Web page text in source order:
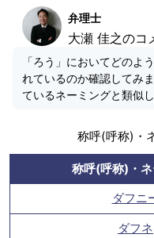
弁理士
大瀬 佳之のコ
「ろう」においてどのよ
れているのか確認してみ
ているネーミングと類似
称呼(呼称)・
称呼(呼称)・
ダフニ
ダフネ